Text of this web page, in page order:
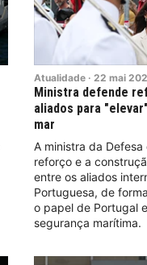
Atualidade · 22 mai
Ministra defende
aliados para
mar
A ministra da
reforço e a
entre os aliados
Portuguesa, de
o papel de Portugal
segurança marítima.